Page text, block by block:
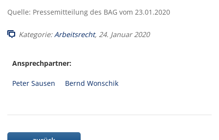
Quelle: Pressemitteilung des BAG vom 23.01.2020
Kategorie:Arbeitsrecht, 24. Januar 2020
Ansprechpartner:
Peter Sausen Bernd Wonschik